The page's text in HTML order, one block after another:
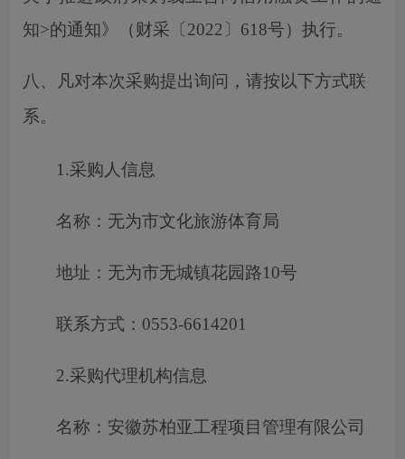
知>的通知》（财采〔2022〕618号）执行。
八、凡对本次采购提出询问，请按以下方式联
系。
1.采购人信息
名称：无为市文化旅游体育局
地址：无为市无城镇花园路10号
联系方式：0553-6614201
2.采购代理机构信息
名称：安徽苏柏亚工程项目管理有限公司